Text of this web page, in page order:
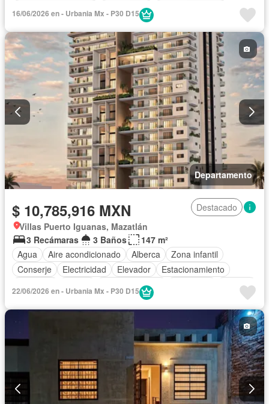
Electricidad
Zonas verdes
16/06/2026 en - Urbania Mx - P30 D15
Departamento
$ 10,785,916 MXN
Destacado
Villas Puerto Iguanas, Mazatlán
3 Recámaras
3 Baños
147 m²
Agua
Aire acondicionado Alberca
Zona infantil
Conserje
Electricidad Elevador
Estacionamiento
Sala polivalente Terraza
22/06/2026 en - Urbania Mx - P30 D15